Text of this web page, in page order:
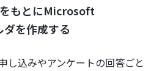
もとにMicrosoft
を作成する
込みやアンケートの回答ごと